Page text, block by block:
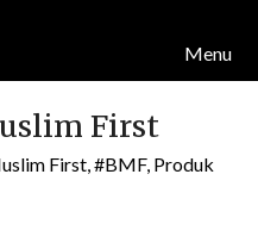
Menu
First
First, #BMF, Produk